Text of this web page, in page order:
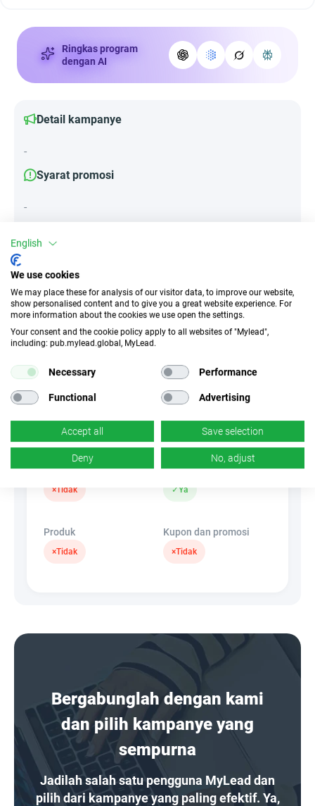
Ringkas program
dengan AI
Detail kampanye
-
Syarat promosi
-
Perangkat
Perangkat seluler
Desktop Tablet
Tanpa Insentif
n/d
n/d
Tautan dalam
Spanduk
×Tidak
SembunyikanLink
✓Ya
Produk
×Tidak
Kupon dan promosi
×Tidak
Bergabunglah dengan kami
dan pilih kampanye yang
sempurna
Jadilah salah satu pengguna MyLead dan
pilih dari kampanye yang paling efektif. Ya,
English
We use cookies
We may place these for analysis of our visitor data, to improve our website,
show personalised content and to give you a great website experience. For
more information about the cookies we use open the settings.
Your consent and the cookie policy apply to all websites of "Mylead",
including: pub.mylead.global, MyLead.
Necessary Performance
Functional Advertising
Accept all Save selection
Deny No, adjust